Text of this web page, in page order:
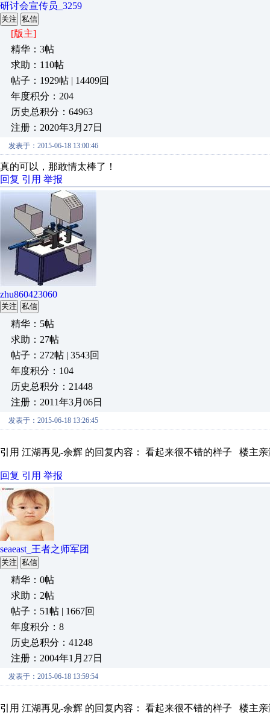
研讨会宣传员_3259
关注 私信
[版主]
精华：3帖
求助：110帖
帖子：1929帖 | 14409回
年度积分：204
历史总积分：64963
注册：2020年3月27日
发表于：2015-06-18 13:00:46
真的可以，那敢情太棒了！
回复 引用 举报
zhu860423060
关注 私信
精华：5帖
求助：27帖
帖子：272帖 | 3543回
年度积分：104
历史总积分：21448
注册：2011年3月06日
发表于：2015-06-18 13:26:45
引用 江湖再见-余辉 的回复内容： 看起来很不错的样子 楼主
回复 引用 举报
seaeast_王者之师军团
关注 私信
精华：0帖
求助：2帖
帖子：51帖 | 1667回
年度积分：8
历史总积分：41248
注册：2004年1月27日
发表于：2015-06-18 13:59:54
引用 江湖再见-余辉 的回复内容： 看起来很不错的样子 楼主